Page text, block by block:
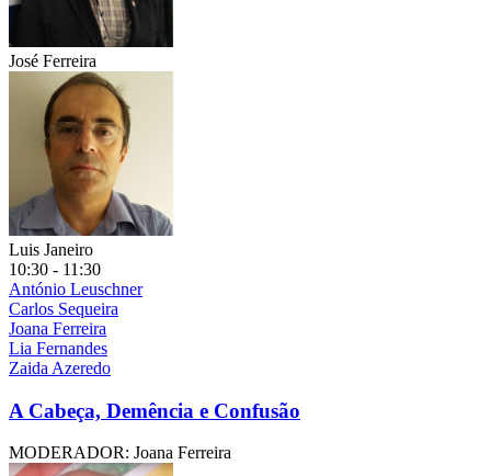
José Ferreira
Luis Janeiro
10:30 - 11:30
António Leuschner
Carlos Sequeira
Joana Ferreira
Lia Fernandes
Zaida Azeredo
A Cabeça, Demência e Confusão
MODERADOR: Joana Ferreira